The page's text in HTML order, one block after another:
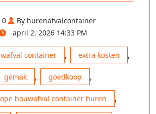
0
By hurenafvalcontainer
april 2, 2026 14:33 PM
container , extra kosten ,
gemak , goedkoop ,
bouwafval container huren ,